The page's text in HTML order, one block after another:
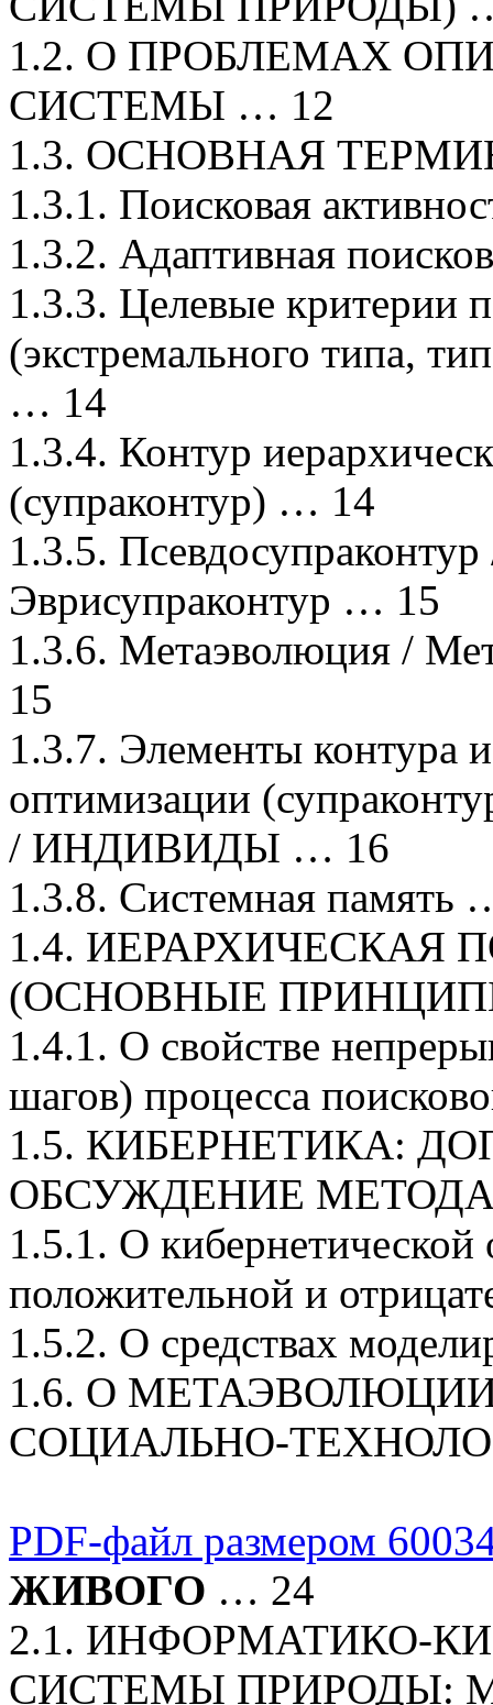
1.2. О ПРОБЛЕМАХ
СИСТЕМЫ … 12
1.3. ОСНОВНАЯ
1.3.1. Поисковая
1.3.2. Адаптивная
1.3.3. Целевые критерии
(экстремального типа,
… 14
1.3.4. Контур
(супраконтур) … 14
1.3.5.
Эврисупраконтур … 15
1.3.6. Метаэволюция /
15
1.3.7. Элементы контура
оптимизации
/ ИНДИВИДЫ … 16
1.3.8. Системная память
1.4.
(ОСНОВНЫЕ
1.4.1. О свойстве
шагов) процесса
1.5. КИБЕРНЕТИКА:
ОБСУЖДЕНИЕ
1.5.1. О кибернетической
положительной и
1.5.2. О средствах
1.6. О
СОЦИАЛЬНО-
PDF-файл размером
ЖИВОГО … 24
2.1. ИНФОРМАТИКО-
СИСТЕМЫ ПРИРОДЫ: